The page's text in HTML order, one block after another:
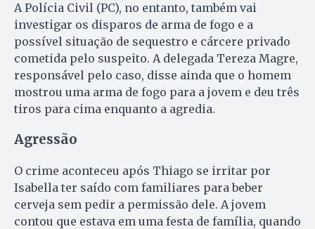
A Polícia Civil (PC), no entanto, também vai
investigar os disparos de arma de fogo e a
possível situação de sequestro e cárcere privado
cometida pelo suspeito. A delegada Tereza Magre,
responsável pelo caso, disse ainda que o homem
mostrou uma arma de fogo para a jovem e deu três
tiros para cima enquanto a agredia.
Agressão
O crime aconteceu após Thiago se irritar por
Isabella ter saído com familiares para beber
cerveja sem pedir a permissão dele. A jovem
contou que estava em uma festa de família, quando